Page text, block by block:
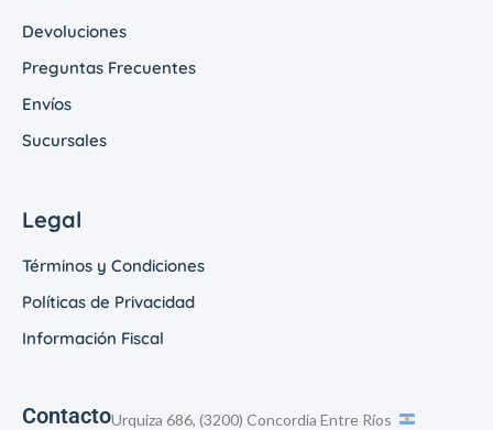
Devoluciones
Preguntas Frecuentes
Envíos
Sucursales
Legal
Términos y Condiciones
Políticas de Privacidad
Información Fiscal
ContactoUrquiza 686, (3200) Concordia Entre Ríos